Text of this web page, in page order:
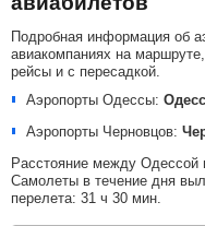
Подробная информация об
авиакомпаниях на
рейсы и с пересадкой.
Аэропорты Одессы:
Аэропорты Черновцов:
Расстояние между Одессой
Самолеты в течение дня
перелета: 31 ч 30 мин.